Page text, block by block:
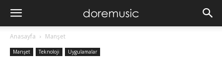
Anasayfa Manşet
Manşet Teknoloji Uygulamalar